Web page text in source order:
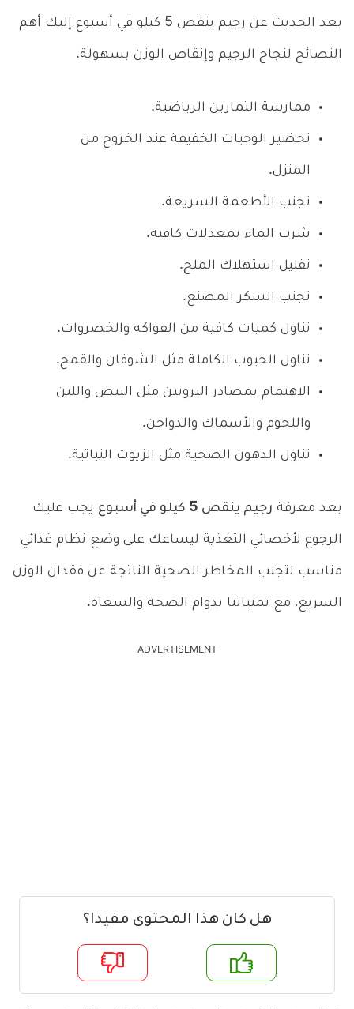
بعد الحديث عن رجيم ينقص 5 كيلو في أسبوع إليك أهم
النصائح لنجاح الرجيم وإنقاص الوزن بسهولة.
ممارسة التمارين الرياضية.
تحضير الوجبات الخفيفة عند الخروج من
المنزل.
تجنب الأطعمة السريعة.
شرب الماء بمعدلات كافية.
تقليل استهلاك الملح.
تجنب السكر المصنع.
تناول كميات كافية من الفواكه والخضروات.
تناول الحبوب الكاملة مثل الشوفان والقمح.
الاهتمام بمصادر البروتين مثل البيض واللبن
واللحوم والأسماك والدواجن.
تناول الدهون الصحية مثل الزيوت النباتية.
بعد معرفة رجيم ينقص 5 كيلو في أسبوع يجب عليك
الرجوع لأخصائي التغذية ليساعك على وضع نظام غذائي
مناسب لتجنب المخاطر الصحية الناتجة عن فقدان الوزن
السريع، مع تمنياتنا بدوام الصحة والسعاة.
ADVERTISEMENT
هل كان هذا المحتوى مفيدا؟
لا